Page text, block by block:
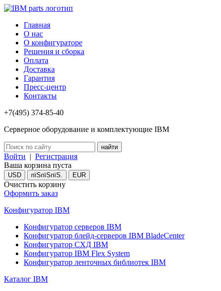
Главная
О нас
О конфигураторе
Решения и сборка
Оплата
Доставка
Гарантия
Пресс-центр
Контакты
+7(495) 374-85-40
Серверное оборудование и комплектующие IBM
Войти | Регистрация
Ваша корзина пуста
USD пїЅпїЅпїЅ. EUR
Очистить корзину
Оформить заказ
Конфигуратор IBM
Конфигуратор серверов IBM
Конфигуратор блейд-серверов IBM BladeCenter
Конфигуратор СХД IBM
Конфигуратор IBM Flex System
Конфигуратор ленточных библиотек IBM
Каталог IBM